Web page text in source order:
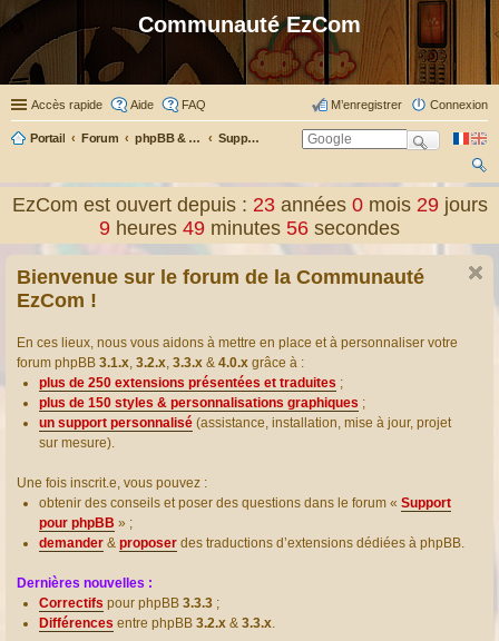
Communauté EzCom
Accès rapide Aide FAQ Connexion
M’enregistrer
Portail Forum phpBB & Co Support pour phpBB
ch
er
EzCom est ouvert depuis : 23 années0 mois29 jours
9 heures 49 minutes 56 secondes
Bienvenue sur le forum de la Communauté
EzCom !
En ces lieux, nous vous aidons à mettre en place et à personnaliser votre
forum phpBB 3.1.x, 3.2.x, 3.3.x & 4.0.x grâce à :
plus de 250 extensions présentées et traduites ;
plus de 150 styles & personnalisations graphiques ;
un support personnalisé (assistance, installation, mise à jour, projet
sur mesure).
Une fois inscrit.e, vous pouvez :
obtenir des conseils et poser des questions dans le forum « Support
pour phpBB » ;
demander & proposer des traductions d’extensions dédiées à phpBB.
Dernières nouvelles :
Correctifs pour phpBB 3.3.3 ;
Différences entre phpBB 3.2.x & 3.3.x.